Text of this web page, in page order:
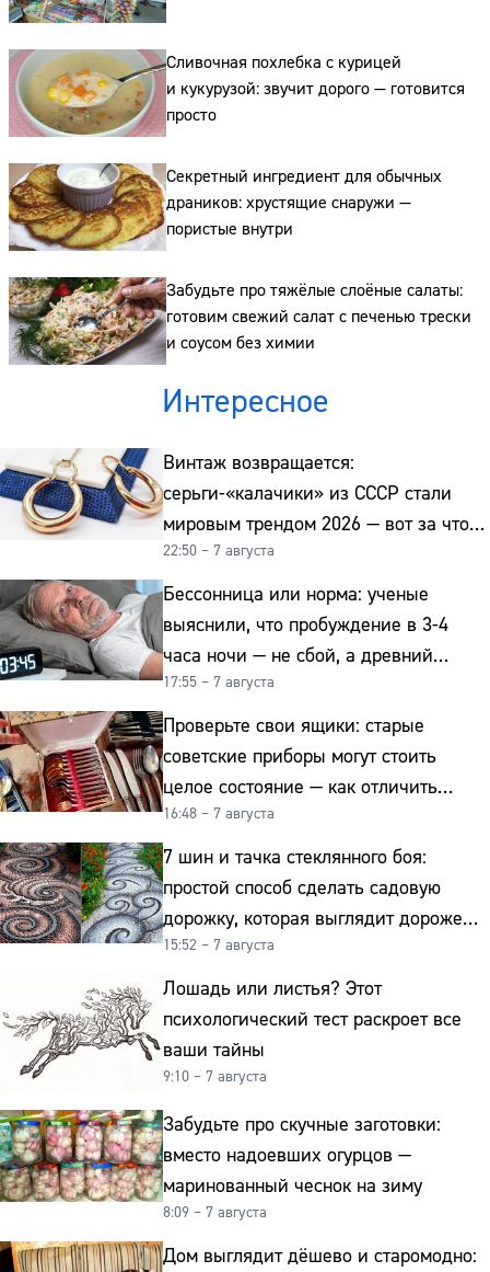
Сливочная похлебка с курицей
и кукурузой: звучит дорого — готовится
просто
Секретный ингредиент для обычных
драников: хрустящие снаружи —
пористые внутри
Забудьте про тяжёлые слоёные салаты:
готовим свежий салат с печенью трески
и соусом без химии
Интересное
Винтаж возвращается:
серьги-«калачики» из СССР стали
мировым трендом 2026 — вот за что
их ценят ювелиры
22:50 – 7 августа
Бессонница или норма: ученые
выяснили, что пробуждение в 3-4
часа ночи — не сбой, а древний
биологический ритм
17:55 – 7 августа
Проверьте свои ящики: старые
советские приборы могут стоить
целое состояние — как отличить
подделку от мельхиора
16:48 – 7 августа
7 шин и тачка стеклянного боя:
простой способ сделать садовую
дорожку, которая выглядит дороже
гранита
15:52 – 7 августа
Лошадь или листья? Этот
психологический тест раскроет все
ваши тайны
9:10 – 7 августа
Забудьте про скучные заготовки:
вместо надоевших огурцов —
маринованный чеснок на зиму
8:09 – 7 августа
Дом выглядит дёшево и старомодно:
Сайт:
Адрес: